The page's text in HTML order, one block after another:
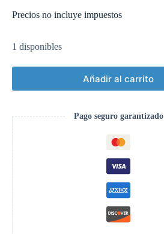
Precios no incluye impuestos
1 disponibles
Añadir al carrito
Pago seguro garantizado